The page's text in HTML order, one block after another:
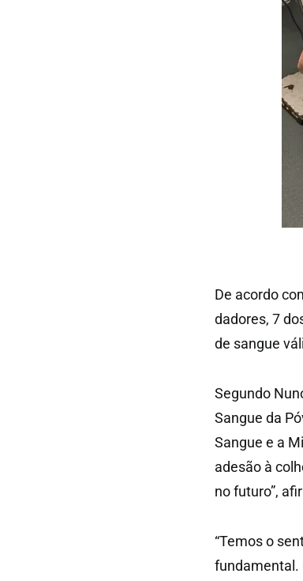
De acordo
dadores, 7
de sangue
Segundo
Sangue da
Sangue e a
adesão à
no futuro”,
“Temos o
fundamental.